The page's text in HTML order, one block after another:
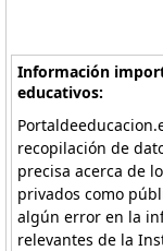
Información
educativos:
recopilación de
precisa acerca de
privados como
algún error en la
relevantes de la